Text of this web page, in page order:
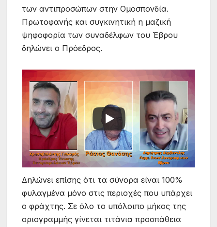
των αντιπροσώπων στην Ομοσπονδία.
Πρωτοφανής και συγκινητική η μαζική
ψηφοφορία των συναδέλφων του Έβρου
δηλώνει ο Πρόεδρος.
Δηλώνει επίσης ότι τα σύνορα είναι 100%
φυλαγμένα μόνο στις περιοχές που υπάρχει
ο φράχτης. Σε όλο το υπόλοιπο μήκος της
οριογραμμής γίνεται τιτάνια προσπάθεια